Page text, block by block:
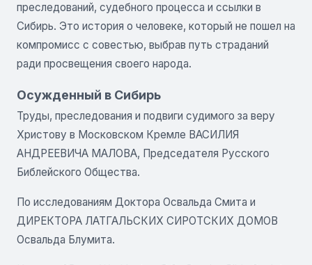
преследований, судебного процесса и ссылки в
Сибирь. Это история о человеке, который не пошел на
компромисс с совестью, выбрав путь страданий
ради просвещения своего народа.
Осужденный в Сибирь
Труды, преследования и подвиги судимого за веру
Христову в Московском Кремле ВАСИЛИЯ
АНДРЕЕВИЧА МАЛОВА, Председателя Русского
Библейского Общества.
По исследованиям Доктора Освальда Смита и
ДИРЕКТОРА ЛАТГАЛЬСКИХ СИРОТСКИХ ДОМОВ
Освальда Блумита.